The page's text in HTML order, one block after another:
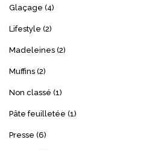
Glaçage (4)
Lifestyle (2)
Madeleines (2)
Muffins (2)
Non classé (1)
Pâte feuilletée (1)
Presse (6)